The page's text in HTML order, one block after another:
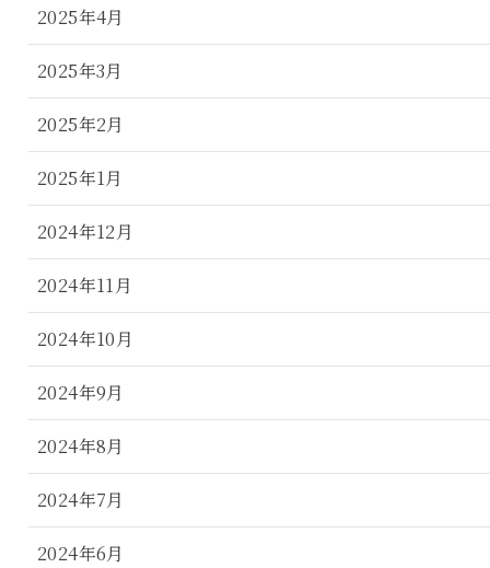
2025年4月
2025年3月
2025年2月
2025年1月
2024年12月
2024年11月
2024年10月
2024年9月
2024年8月
2024年7月
2024年6月